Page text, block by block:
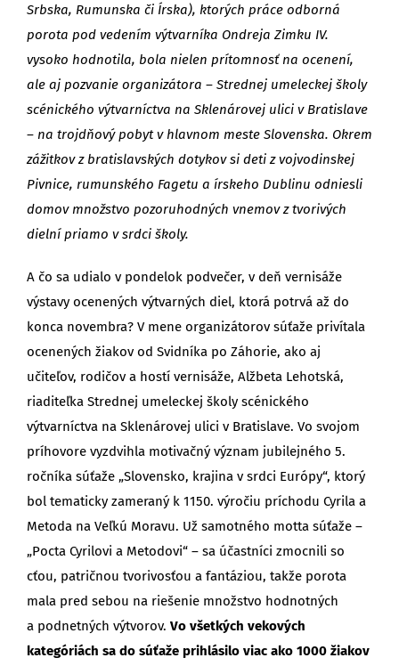
Srbska, Rumunska či Írska), ktorých práce odborná
porota pod vedením výtvarníka Ondreja Zimku IV.
vysoko hodnotila, bola nielen prítomnosť na ocenení,
ale aj pozvanie organizátora – Strednej umeleckej školy
scénického výtvarníctva na Sklenárovej ulici v Bratislave
– na trojdňový pobyt v hlavnom meste Slovenska. Okrem
zážitkov z bratislavských dotykov si deti z vojvodinskej
Pivnice, rumunského Fagetu a írskeho Dublinu odniesli
domov množstvo pozoruhodných vnemov z tvorivých
dielní priamo v srdci školy.
A čo sa udialo v pondelok podvečer, v deň vernisáže
výstavy ocenených výtvarných diel, ktorá potrvá až do
konca novembra? V mene organizátorov súťaže privítala
ocenených žiakov od Svidníka po Záhorie, ako aj
učiteľov, rodičov a hostí vernisáže, Alžbeta Lehotská,
riaditeľka Strednej umeleckej školy scénického
výtvarníctva na Sklenárovej ulici v Bratislave. Vo svojom
príhovore vyzdvihla motivačný význam jubilejného 5.
ročníka súťaže „Slovensko, krajina v srdci Európy“, ktorý
bol tematicky zameraný k 1150. výročiu príchodu Cyrila a
Metoda na Veľkú Moravu. Už samotného motta súťaže –
„Pocta Cyrilovi a Metodovi“ – sa účastníci zmocnili so
cťou, patričnou tvorivosťou a fantáziou, takže porota
mala pred sebou na riešenie množstvo hodnotných
a podnetných výtvorov. Vo všetkých vekových
kategóriách sa do súťaže prihlásilo viac ako 1000 žiakov